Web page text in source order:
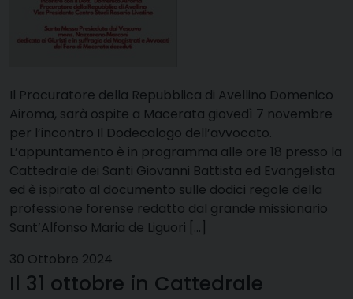
Il Procuratore della Repubblica di Avellino Domenico
Airoma, sarà ospite a Macerata giovedì 7 novembre
per l’incontro Il Dodecalogo dell’avvocato.
L’appuntamento è in programma alle ore 18 presso la
Cattedrale dei Santi Giovanni Battista ed Evangelista
ed è ispirato al documento sulle dodici regole della
professione forense redatto dal grande missionario
Sant’Alfonso Maria de Liguori […]
30 Ottobre 2024
Il 31 ottobre in Cattedrale